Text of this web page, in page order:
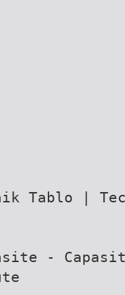
Tablo |
-